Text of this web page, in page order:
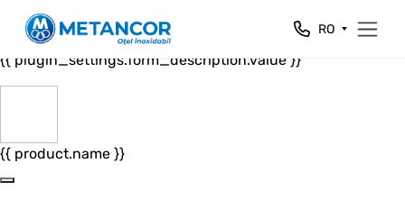
Close
{{ plugin_settings.form_header.value }}
{{ plugin_settings.form_description.value }}
{{ product.name }}
RO